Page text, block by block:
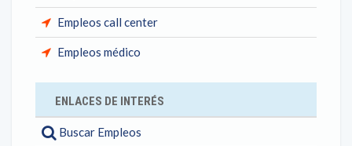
Empleos call center
Empleos médico
ENLACES DE INTERÉS
Buscar Empleos